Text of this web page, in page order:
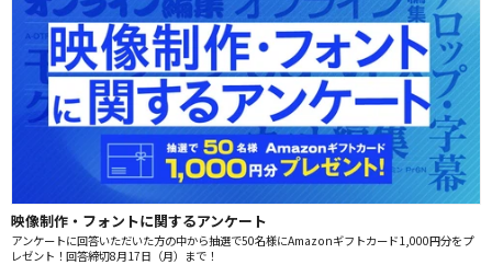
映像制作・フォントに関するアンケート
アンケートに回答いただいた方の中から抽選で50名様にAmazonギフトカード1,000円分をプ
レゼント！回答締切8月17日（月）まで！